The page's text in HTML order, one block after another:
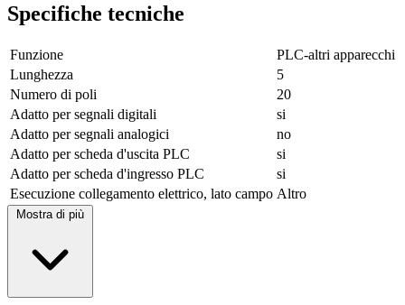
Specifiche tecniche
Funzione
PLC-altri apparecchi
Lunghezza
5
Numero di poli
20
Adatto per segnali digitali
si
Adatto per segnali analogici
no
Adatto per scheda d'uscita PLC
si
Adatto per scheda d'ingresso PLC
si
Esecuzione collegamento elettrico, lato campo Altro
Mostra di più